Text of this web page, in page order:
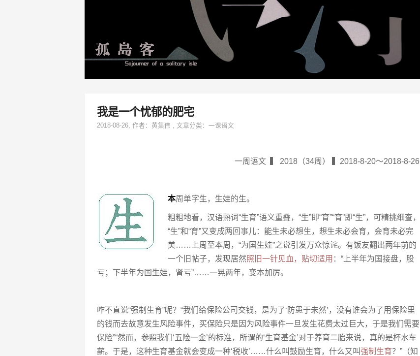
我是一个忧郁的肥宅
2018-08-26, 作者： 黄集伟 , 文章分类： 一课语文
一周语文 ▍ 2018（34周） ▍2018-8-20～2018-8-26
本周单字生，生娃的生。
粗粗地看，汉语熟词“生育”语义重叠，“生”即“育”“育”即“生”，可精挑细查，
“生”和“育”又变成两回事儿：能生未必想生，想生未必会育，会育未必完
美……上周至本周，“为国生娃”之说引发万众惊诧。有饭友翻出两年前的
一个旧帖子，发现居然照旧一针见血，贴切适用 ：“上半年为国接盘，股
亏；下半年为国生娃，肾亏”……一晃两年，变本加厉。
咋不直说“强制生育”呢？“我们给保险公司交钱，是为了‘防患于未然’，没有谁会为了用保险里
的钱而去故意发生风险事件，买保险只是因为风险事件一旦发生花费太过巨大，于是我们需要
保险”“然而，参照我们‘五险一金’的标准，所谓的‘生育基金’对于养育二胎来说，真的是杯水车
薪。于是，这种生育基金就会变成一种‘税收’……什么叫鼓励生育，什么又叫强制生育？”（知